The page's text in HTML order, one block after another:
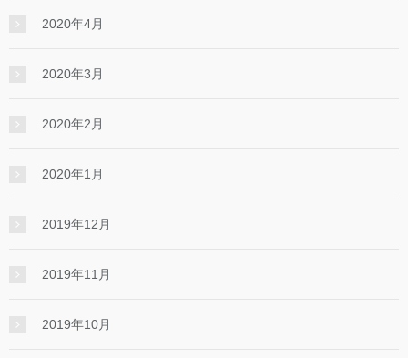
2020年4月
2020年3月
2020年2月
2020年1月
2019年12月
2019年11月
2019年10月